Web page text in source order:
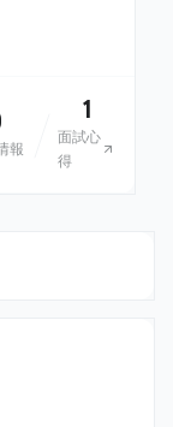
報
1
面試心
得